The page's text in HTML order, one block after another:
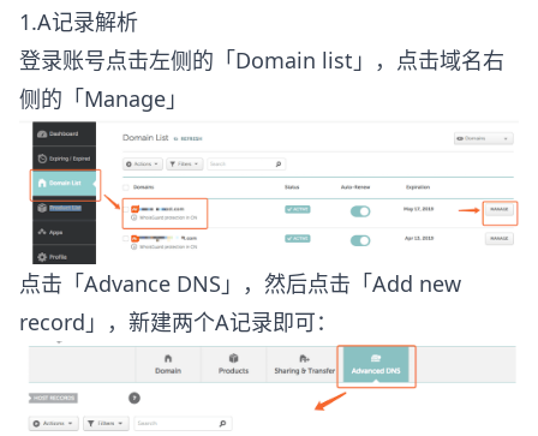
1.A记录解析
登录账号点击左侧的「Domain list」，点击域名右
侧的「Manage」
点击「Advance DNS」，然后点击「Add new
record」，新建两个A记录即可：